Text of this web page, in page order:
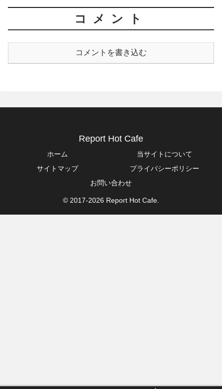
コメント
コメントを書き込む
Report Hot Cafe
ホーム
当サイトについて
サイトマップ
プライバシーポリシー
お問い合わせ
© 2017-2026 Report Hot Cafe.